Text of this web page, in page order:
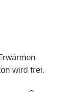
wird frei.